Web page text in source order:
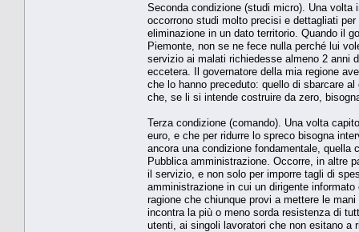
Seconda condizione (studi micro). Una
occorrono studi molto precisi e dettagliati
eliminazione in un dato territorio. Quando il
Piemonte, non se ne fece nulla perché lui
servizio ai malati richiedesse almeno 2 anni
eccetera. Il governatore della mia regione
che lo hanno preceduto: quello di sbarcare
che, se li si intende costruire da zero,
Terza condizione (comando). Una volta
euro, e che per ridurre lo spreco bisogna
ancora una condizione fondamentale, quella
Pubblica amministrazione. Occorre, in altre
il servizio, e non solo per imporre tagli di
amministrazione in cui un dirigente
ragione che chiunque provi a mettere le
incontra la più o meno sorda resistenza di
utenti, ai singoli lavoratori che non esitano a